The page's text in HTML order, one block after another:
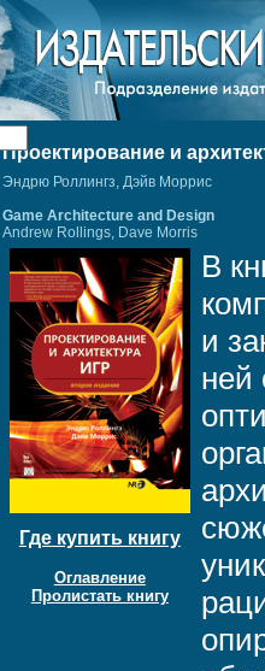
Проектирование и
Эндрю Роллингз, Дэйв Моррис
Game Architecture and Design
Andrew Rollings, Dave Morris
Где купить книгу
Оглавление
Пролистать книгу
В
и
ней